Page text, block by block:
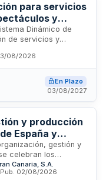
para servicios
y
del
Cruz
Dinámico de
de servicios y
de eventos,
y deportivas
local disponer de
adquisición ágil de
festivales,
eventos
abierto que
las necesidades
08/2026
En Plazo
03/08/2027
y producción
España y
Palmasgestión y
celebran los
en Pueblo
promocionar y
Canaria, S.A.
Pub. 02/08/2026